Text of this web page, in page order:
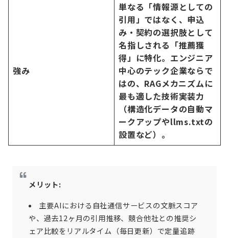
強み
単なる「情報源としての
引用」ではなく、申込
み・契約の選択肢として
名指しされる「推薦獲
得」に特化。エンジニア
中心のテック企業ならで
はの、RAGメカニズムに
最も適した技術実装力
（構造化データの自動マ
ークアップやllms.txtの
設置など）。
メリット:
主要AIにおける自社通信サービスの文脈スコア
や、過去12ヶ月の引用推移、競合他社との推奨シ
ェア比較をリアルタイム（毎日更新）で定量追跡